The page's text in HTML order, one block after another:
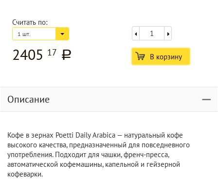
Считать по:
1 шт.
2405 17 a В корзину
Описание
Кофе в зернах Poetti Daily Arabica — натуральный кофе
высокого качества, предназначенный для повседневного
употребления. Подходит для чашки, френч-пресса,
автоматической кофемашины, капельной и гейзерной
кофеварки.